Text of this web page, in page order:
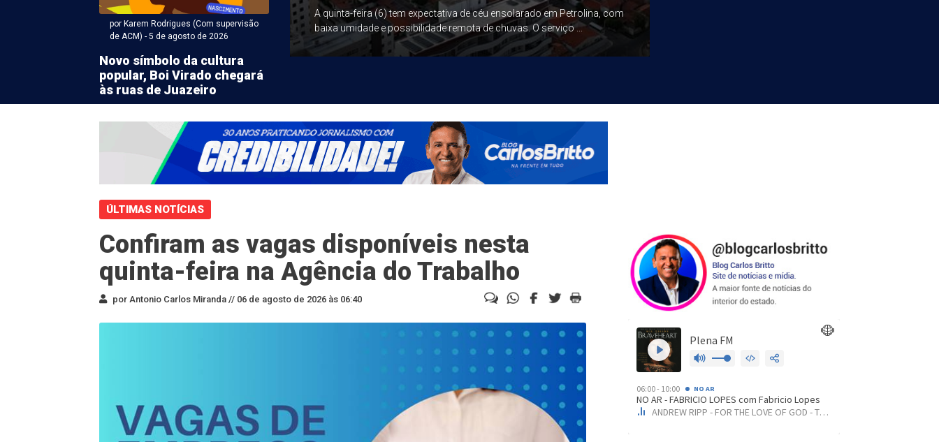
por Karem Rodrigues (Com supervisão
de ACM) - 5 de agosto de 2026
Novo símbolo da cultura
popular, Boi Virado chegará
às ruas de Juazeiro
transportava 153 quilos de maconha foi detido, na
tentar fugir de uma fiscalização da ...
A quinta-feira (6) tem expectativa de céu ensolarado em Petrolina, com
baixa umidade e possibilidade remota de chuvas. O serviço ...
ÚLTIMAS NOTÍCIAS
Confiram as vagas disponíveis nesta
quinta-feira na Agência do Trabalho
por Antonio Carlos Miranda // 06 de agosto de 2026 às 06:40